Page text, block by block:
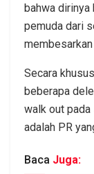
bahwa
pemuda dari
Secara
beberapa
walk out pada
adalah PR
Baca Juga: